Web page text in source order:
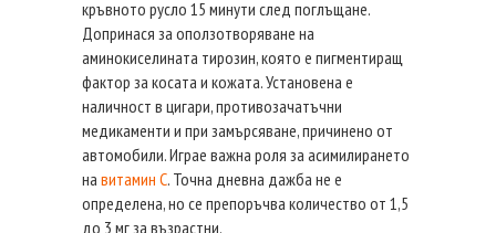
кръвното русло 15 минути след поглъщане.
Допринася за оползотворяване на
аминокиселината тирозин, която е пигментиращ
фактор за косата и кожата. Установена е
наличност в цигари, противозачатъчни
медикаменти и при замърсяване, причинено от
автомобили. Играе важна роля за асимилирането
на витамин С. Точна дневна дажба не е
определена, но се препоръчва количество от 1,5
до 3 мг за възрастни.